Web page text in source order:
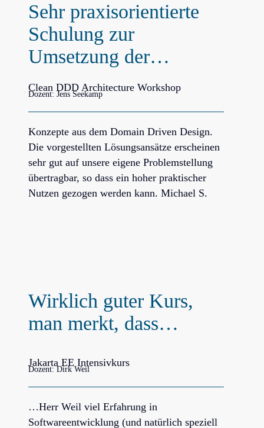
Sehr praxisorientierte
Schulung zur
Umsetzung der…
Clean DDD Architecture Workshop
Dozent: Jens Seekamp
Konzepte aus dem Domain Driven Design.
Die vorgestellten Lösungsansätze erscheinen
sehr gut auf unsere eigene Problemstellung
übertragbar, so dass ein hoher praktischer
Nutzen gezogen werden kann. Michael S.
Wirklich guter Kurs,
man merkt, dass…
Jakarta EE Intensivkurs
Dozent: Dirk Weil
…Herr Weil viel Erfahrung in
Softwareentwicklung (und natürlich speziell